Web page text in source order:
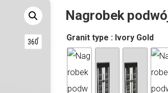
Nagrobek
Granit type : Ivory Gold
A
lt
r
n